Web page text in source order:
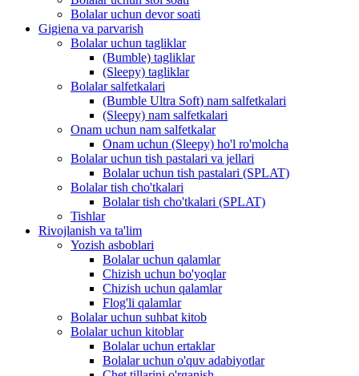
Bolalar uchun devor soati
Gigiena va parvarish
Bolalar uchun tagliklar
(Bumble) tagliklar
(Sleepy) tagliklar
Bolalar salfetkalari
(Bumble Ultra Soft) nam salfetkalari
(Sleepy) nam salfetkalari
Onam uchun nam salfetkalar
Onam uchun (Sleepy) ho'l ro'molcha
Bolalar uchun tish pastalari va jellari
Bolalar uchun tish pastalari (SPLAT)
Bolalar tish cho'tkalari
Bolalar tish cho'tkalari (SPLAT)
Tishlar
Rivojlanish va ta'lim
Yozish asboblari
Bolalar uchun qalamlar
Chizish uchun bo'yoqlar
Chizish uchun qalamlar
Flog'li qalamlar
Bolalar uchun suhbat kitob
Bolalar uchun kitoblar
Bolalar uchun ertaklar
Bolalar uchun o'quv adabiyotlar